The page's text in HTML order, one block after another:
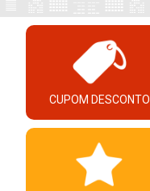
CUPOM DESCONTO